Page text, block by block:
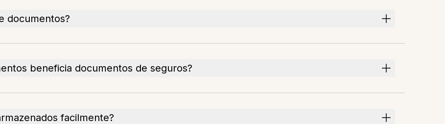
documentos?
beneficia documentos de seguros?
facilmente?